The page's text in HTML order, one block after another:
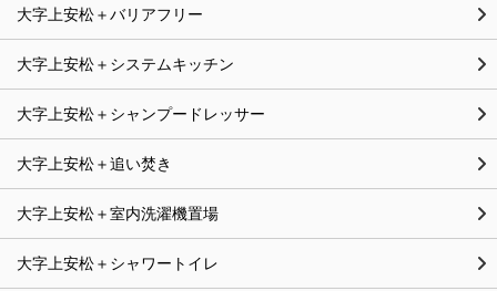
大字上安松＋バリアフリー
大字上安松＋システムキッチン
大字上安松＋シャンプードレッサー
大字上安松＋追い焚き
大字上安松＋室内洗濯機置場
大字上安松＋シャワートイレ